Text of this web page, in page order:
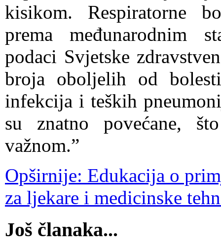
kisikom. Respiratorne
prema međunarodnim
podaci Svjetske
broja oboljelih od
infekcija i teških
su znatno povećane,
važnom.”
Opširnije: Edukacija o
za ljekare i medicinske
Još članaka...